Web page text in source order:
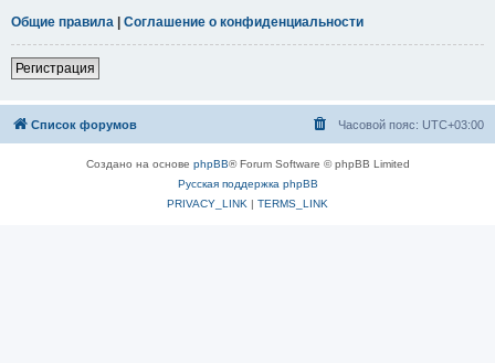
Общие правила | Соглашение о конфиденциальности
Регистрация
Список форумов Часовой пояс: UTC+03:00
Создано на основе phpBB® Forum Software © phpBB Limited
Русская поддержка phpBB
PRIVACY_LINK | TERMS_LINK